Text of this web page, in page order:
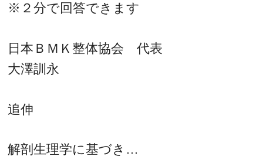
※２分で回答できます
日本ＢＭＫ整体協会 代表
大澤訓永
追伸
解剖生理学に基づき…